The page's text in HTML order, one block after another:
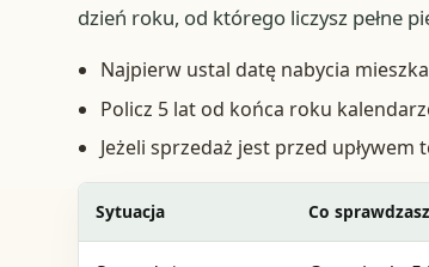
dzień roku, od którego liczysz pełne
Najpierw ustal datę nabycia
Policz 5 lat od końca roku
Jeżeli sprzedaż jest przed
Sytuacja Co sprawdzasz